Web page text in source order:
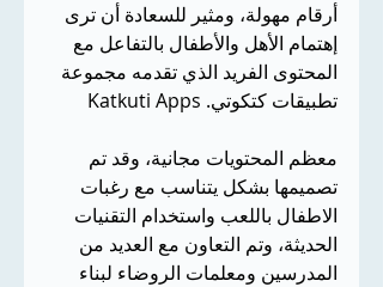
أرقام مهولة، ومثير للسعادة أن ترى
إهتمام الأهل والأطفال بالتفاعل مع
المحتوى الفريد الذي تقدمه مجموعة
تطبيقات كتكوتي. Katkuti Apps
معظم المحتويات مجانية، وقد تم
تصميمها بشكل يتناسب مع رغبات
الاطفال باللعب واستخدام التقنيات
الحديثة، وتم التعاون مع العديد من
المدرسين ومعلمات الروضاء لبناء